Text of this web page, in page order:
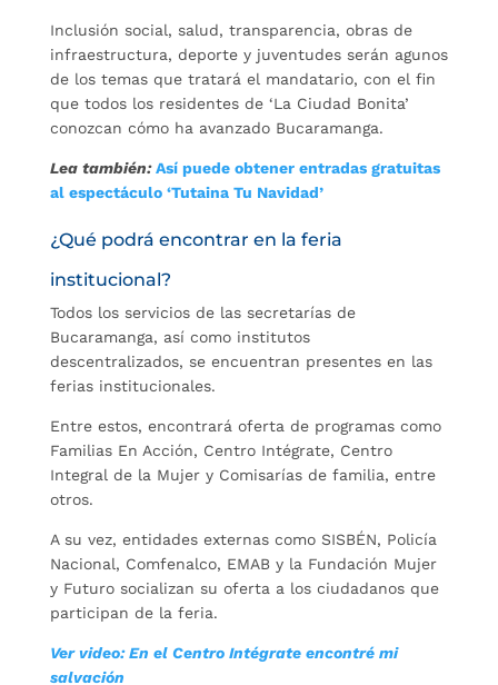
Inclusión social, salud, transparencia, obras de
infraestructura, deporte y juventudes serán agunos
de los temas que tratará el mandatario, con el fin
que todos los residentes de ‘La Ciudad Bonita’
conozcan cómo ha avanzado Bucaramanga.
Lea también:Así puede obtener entradas gratuitas
al espectáculo ‘Tutaina Tu Navidad’
¿Qué podrá encontrar en la feria
institucional?
Todos los servicios de las secretarías de
Bucaramanga, así como institutos
descentralizados, se encuentran presentes en las
ferias institucionales.
Entre estos, encontrará oferta de programas como
Familias En Acción, Centro Intégrate, Centro
Integral de la Mujer y Comisarías de familia, entre
otros.
A su vez, entidades externas como SISBÉN, Policía
Nacional, Comfenalco, EMAB y la Fundación Mujer
y Futuro socializan su oferta a los ciudadanos que
participan de la feria.
Ver video: En el Centro Intégrate encontré mi
salvación